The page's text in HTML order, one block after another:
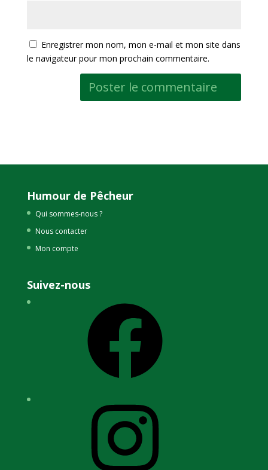
Enregistrer mon nom, mon e-mail et mon site dans
le navigateur pour mon prochain commentaire.
Humour de Pêcheur
Qui sommes-nous ?
Nous contacter
Mon compte
Suivez-nous